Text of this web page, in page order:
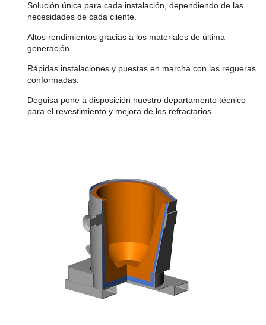
Solución única para cada instalación, dependiendo de las
necesidades de cada cliente.
Altos rendimientos gracias a los materiales de última
generación.
Rápidas instalaciones y puestas en marcha con las regueras
conformadas.
Deguisa pone a disposición nuestro departamento técnico
para el revestimiento y mejora de los refractarios.